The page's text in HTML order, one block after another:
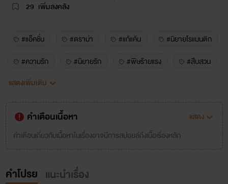
29 เพิ่มลงคลัง
#แอ็คชั่น #ดราม่า #แก้แค้น
#นิยายโรแมนติก
#ความรัก
#นิยายรัก #พิษร้ายแรง
#สืบสวน
#เร่าร้อน
แสดงเพิ่มเติม
คำเตือนเนื้อหา
แสดง
คำเตือนเกี่ยวกับเนื้อหาในเรื่องอาจมีการสปอยล์ถึงเนื้อเรื่องหลัก
คำโปรย แนะนำเรื่อง